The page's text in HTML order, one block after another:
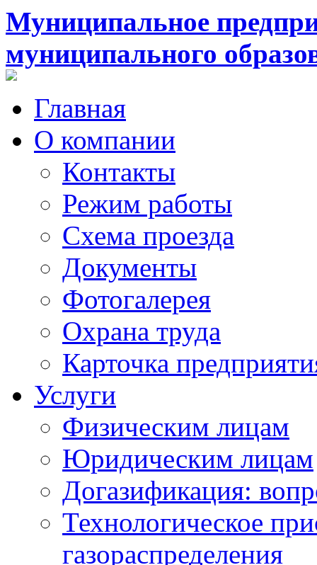
Муниципальное
муниципального
Главная
О компании
Контакты
Режим работы
Схема проезда
Документы
Фотогалерея
Охрана труда
Карточка
Услуги
Физическим лицам
Юридическим лицам
Догазификация:
Технологическое
газораспределения